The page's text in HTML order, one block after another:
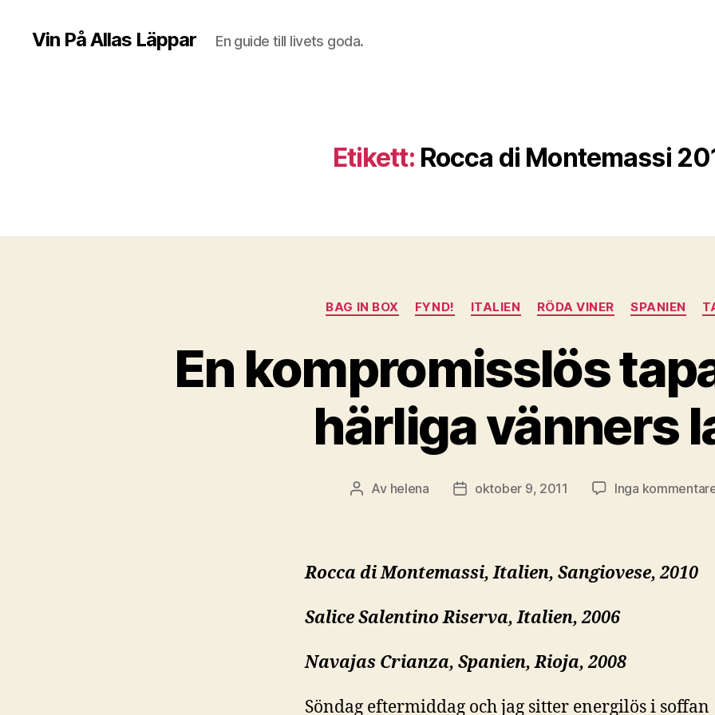
Vin På Allas Läppar En guide till livets goda.
Etikett: Rocca di Montemassi
Kategorier
BAG IN BOX FYND! ITALIEN RÖDA VINER SPANIEN
En kompromisslös
härliga vänners
Inläggsförfattare
Av helena Inläggsdatum
oktober 9, 2011 Inga
Rocca di Montemassi, Italien, Sangiovese, 2010
Salice Salentino Riserva, Italien, 2006
Navajas Crianza, Spanien, Rioja, 2008
Söndag eftermiddag och jag sitter energilös i soffan